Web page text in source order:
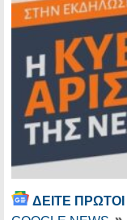
ΔΕΙΤΕ ΠΡΩΤΟΙ